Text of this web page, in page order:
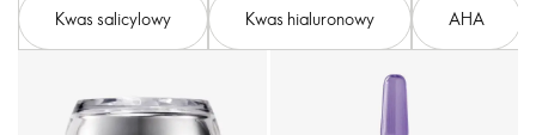
Kwas salicylowy
Kwas hialuronowy AHA